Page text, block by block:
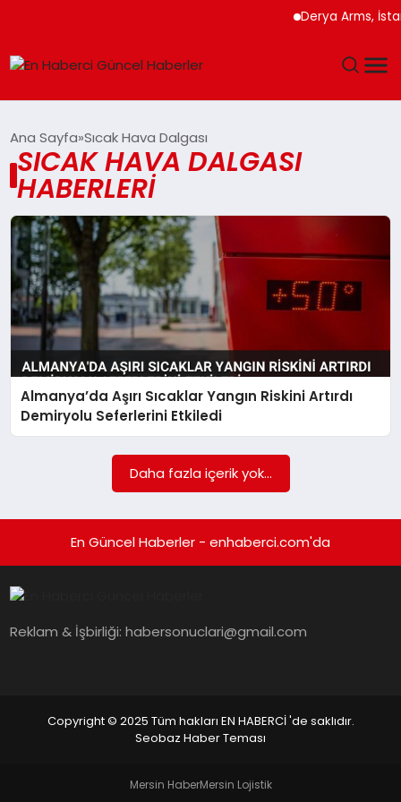
Derya Arms,
SPOR
SAĞLIK
TEKNOLOJI
MAGAZIN
DÜNYA
EKONOMI
Ana Sayfa Sıcak Hava Dalgası
SICAK HAVA DALGASI
HABERLERI
Almanya’da Aşırı Sıcaklar Yangın Riskini Artırdı
Demiryolu Seferlerini Etkiledi
Daha fazla içerik yok...
En Güncel Haberler - enhaberci.com'da
Reklam & İşbirliği:habersonuclari@gmail.com
Copyright © 2025 Tüm hakları EN HABERCİ 'de saklıdır.
Seobaz Haber Teması
Mersin HaberMersin Lojistik